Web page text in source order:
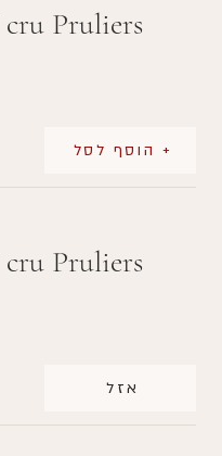
cru Pruliers
+ הוסף לסל
cru Pruliers
אזל